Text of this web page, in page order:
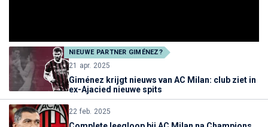
NIEUWE PARTNER GIMÉNEZ?
21 apr. 2025
Giménez krijgt nieuws van AC Milan: club ziet in
ex-Ajacied nieuwe spits
22 feb. 2025